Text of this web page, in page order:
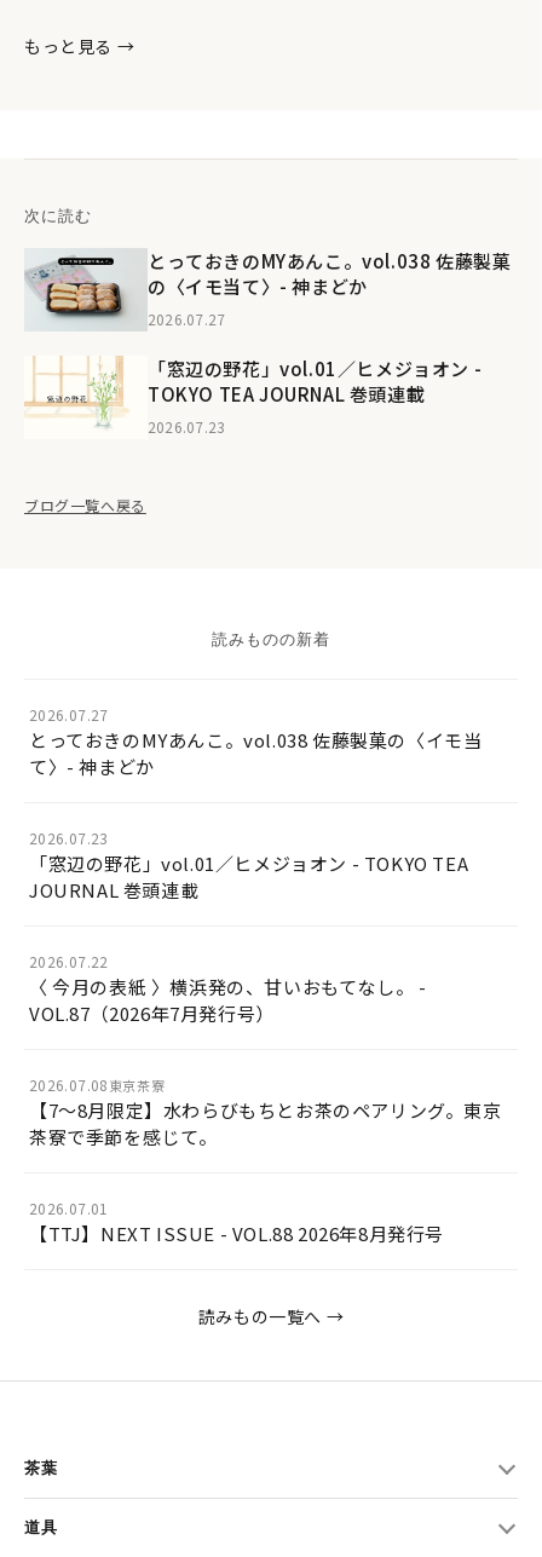
もっと見る →
次に読む
とっておきのMYあんこ。vol.038 佐藤製菓
の〈イモ当て〉- 神まどか
2026.07.27
「窓辺の野花」vol.01／ヒメジョオン -
TOKYO TEA JOURNAL 巻頭連載
2026.07.23
ブログ一覧へ戻る
読みものの新着
2026.07.27
とっておきのMYあんこ。vol.038 佐藤製菓の〈イモ当
て〉- 神まどか
2026.07.23
「窓辺の野花」vol.01／ヒメジョオン - TOKYO TEA
JOURNAL 巻頭連載
2026.07.22
〈 今月の表紙 〉横浜発の、甘いおもてなし。 -
VOL.87（2026年7月発行号）
2026.07.08東京茶寮
【7〜8月限定】水わらびもちとお茶のペアリング。東京
茶寮で季節を感じて。
2026.07.01
【TTJ】NEXT ISSUE - VOL.88 2026年8月発行号
読みもの一覧へ →
茶葉
道具